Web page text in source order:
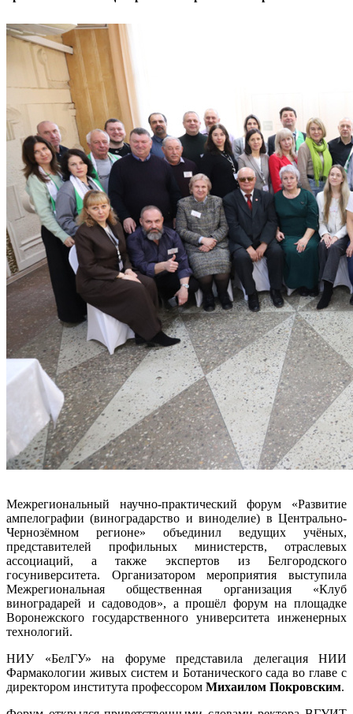
Межрегиональный научно-практический форум «Развитие
ампелографии (виноградарство и виноделие) в Центрально-
Чернозёмном регионе» объединил ведущих учёных,
представителей профильных министерств, отраслевых
ассоциаций, а также экспертов из Белгородского
госуниверситета. Организатором мероприятия выступила
Межрегиональная общественная организация «Клуб
виноградарей и садоводов», а прошёл форум на площадке
Воронежского государственного университета инженерных
технологий.
НИУ «БелГУ» на форуме представила делегация НИИ
Фармакологии живых систем и Ботанического сада во главе с
директором института профессором Михаилом Покровским.